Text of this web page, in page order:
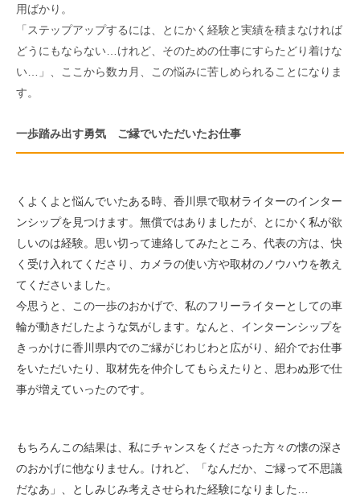
用ばかり。
「ステップアップするには、とにかく経験と実績を積まなければ
どうにもならない…けれど、そのための仕事にすらたどり着けな
い…」、ここから数カ月、この悩みに苦しめられることになりま
す。
一歩踏み出す勇気 ご縁でいただいたお仕事
くよくよと悩んでいたある時、香川県で取材ライターのインター
ンシップを見つけます。無償ではありましたが、とにかく私が欲
しいのは経験。思い切って連絡してみたところ、代表の方は、快
く受け入れてくださり、カメラの使い方や取材のノウハウを教え
てくださいました。
今思うと、この一歩のおかげで、私のフリーライターとしての車
輪が動きだしたような気がします。なんと、インターンシップを
きっかけに香川県内でのご縁がじわじわと広がり、紹介でお仕事
をいただいたり、取材先を仲介してもらえたりと、思わぬ形で仕
事が増えていったのです。
もちろんこの結果は、私にチャンスをくださった方々の懐の深さ
のおかげに他なりません。けれど、「なんだか、ご縁って不思議
だなあ」、としみじみ考えさせられた経験になりました…